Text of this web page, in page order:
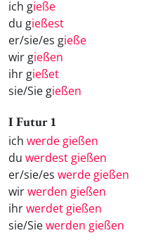
ich gieße
du gießest
er/sie/es gieße
wir gießen
ihr gießet
sie/Sie gießen
I Futur 1
ich werde gießen
du werdest gießen
er/sie/es werde gießen
wirwerden gießen
ihrwerdet gießen
sie/Siewerden gießen